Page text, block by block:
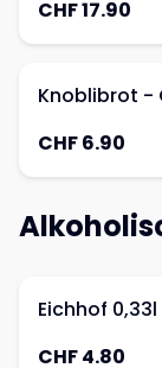
CHF 17.90
Knoblibrot -
CHF 6.90
Eichhof 0,33l
CHF 4.80